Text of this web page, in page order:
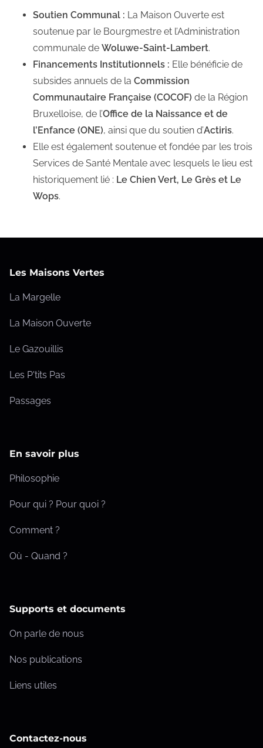
Soutien Communal : La Maison Ouverte est
soutenue par le Bourgmestre et l’Administration
communale de Woluwe-Saint-Lambert.
Financements Institutionnels : Elle bénéficie de
subsides annuels de la Commission
Communautaire Française (COCOF) de la Région
Bruxelloise, de l’Office de la Naissance et de
l’Enfance (ONE), ainsi que du soutien d’Actiris.
Elle est également soutenue et fondée par les trois
Services de Santé Mentale avec lesquels le lieu est
historiquement lié : Le Chien Vert, Le Grès et Le
Wops.
Les Maisons Vertes
La Margelle
La Maison Ouverte
Le Gazouillis
Les P'tits Pas
Passages
En savoir plus
Philosophie
Pour qui ? Pour quoi ?
Comment ?
Où - Quand ?
Supports et documents
On parle de nous
Nos publications
Liens utiles
Contactez-nous